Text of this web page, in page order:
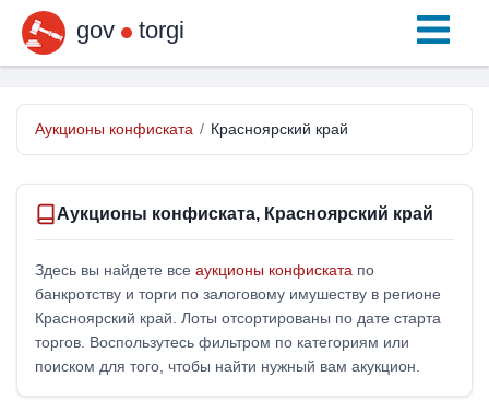
gov torgi
Аукционы конфиската / Красноярский край
Аукционы конфиската, Красноярский край
Здесь вы найдете все аукционы конфиската по
банкротству и торги по залоговому имушеству в регионе
Красноярский край. Лоты отсортированы по дате старта
торгов. Воспользутесь фильтром по категориям или
поиском для того, чтобы найти нужный вам акукцион.